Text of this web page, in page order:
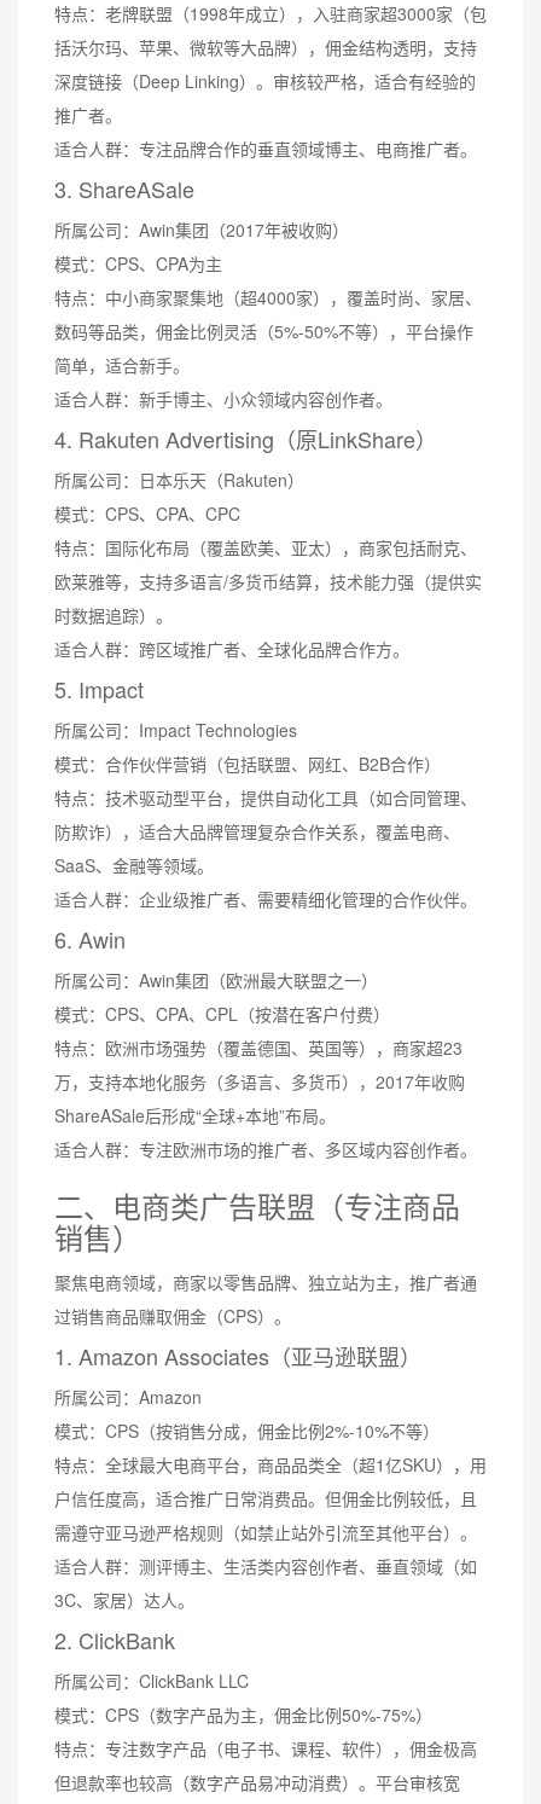
特点：老牌联盟（1998年成立），入驻商家超3000家（包
括沃尔玛、苹果、微软等大品牌），佣金结构透明，支持
深度链接（Deep Linking）。审核较严格，适合有经验的
推广者。
适合人群：专注品牌合作的垂直领域博主、电商推广者。
3. ShareASale
所属公司：Awin集团（2017年被收购）
模式：CPS、CPA为主
特点：中小商家聚集地（超4000家），覆盖时尚、家居、
数码等品类，佣金比例灵活（5%-50%不等），平台操作
简单，适合新手。
适合人群：新手博主、小众领域内容创作者。
4. Rakuten Advertising（原LinkShare）
所属公司：日本乐天（Rakuten）
模式：CPS、CPA、CPC
特点：国际化布局（覆盖欧美、亚太），商家包括耐克、
欧莱雅等，支持多语言/多货币结算，技术能力强（提供实
时数据追踪）。
适合人群：跨区域推广者、全球化品牌合作方。
5. Impact
所属公司：Impact Technologies
模式：合作伙伴营销（包括联盟、网红、B2B合作）
特点：技术驱动型平台，提供自动化工具（如合同管理、
防欺诈），适合大品牌管理复杂合作关系，覆盖电商、
SaaS、金融等领域。
适合人群：企业级推广者、需要精细化管理的合作伙伴。
6. Awin
所属公司：Awin集团（欧洲最大联盟之一）
模式：CPS、CPA、CPL（按潜在客户付费）
特点：欧洲市场强势（覆盖德国、英国等），商家超23
万，支持本地化服务（多语言、多货币），2017年收购
ShareASale后形成“全球+本地”布局。
适合人群：专注欧洲市场的推广者、多区域内容创作者。
二、电商类广告联盟（专注商品
销售）
聚焦电商领域，商家以零售品牌、独立站为主，推广者通
过销售商品赚取佣金（CPS）。
1. Amazon Associates（亚马逊联盟）
所属公司：Amazon
模式：CPS（按销售分成，佣金比例2%-10%不等）
特点：全球最大电商平台，商品品类全（超1亿SKU），用
户信任度高，适合推广日常消费品。但佣金比例较低，且
需遵守亚马逊严格规则（如禁止站外引流至其他平台）。
适合人群：测评博主、生活类内容创作者、垂直领域（如
3C、家居）达人。
2. ClickBank
所属公司：ClickBank LLC
模式：CPS（数字产品为主，佣金比例50%-75%）
特点：专注数字产品（电子书、课程、软件），佣金极高
但退款率也较高（数字产品易冲动消费）。平台审核宽